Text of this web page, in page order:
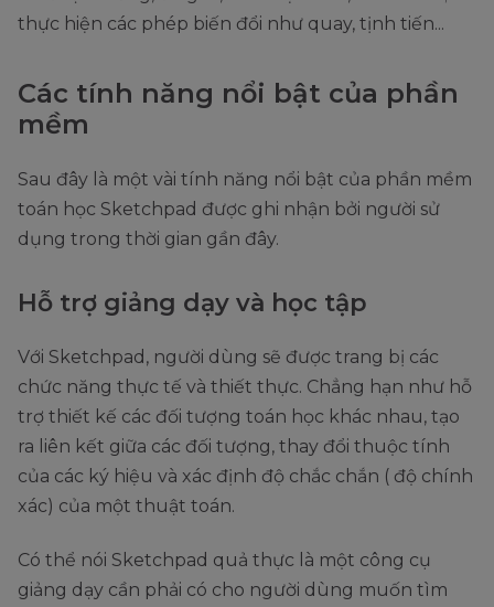
thực hiện các phép biến đổi như quay, tịnh tiến...
Các tính năng nổi bật của phần
mềm
Sau đây là một vài tính năng nổi bật của phần mềm
toán học Sketchpad được ghi nhận bởi người sử
dụng trong thời gian gần đây.
Hỗ trợ giảng dạy và học tập
Với Sketchpad, người dùng sẽ được trang bị các
chức năng thực tế và thiết thực. Chẳng hạn như hỗ
trợ thiết kế các đối tượng toán học khác nhau, tạo
ra liên kết giữa các đối tượng, thay đổi thuộc tính
của các ký hiệu và xác định độ chắc chắn ( độ chính
xác) của một thuật toán.
Có thể nói Sketchpad quả thực là một công cụ
giảng dạy cần phải có cho người dùng muốn tìm